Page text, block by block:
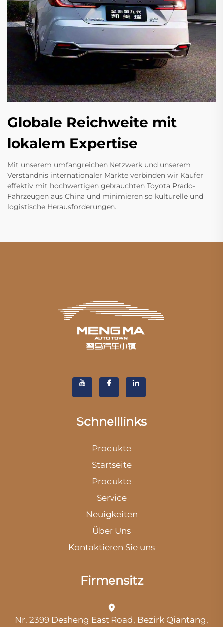
Globale Reichweite mit
lokalem Expertise
Mit unserem umfangreichen Netzwerk und unserem
Verständnis internationaler Märkte verbinden wir Käufer
effektiv mit hochwertigen gebrauchten Toyota Prado-
Fahrzeugen aus China und minimieren so kulturelle und
logistische Herausforderungen.
Schnelllinks
Produkte
Startseite
Produkte
Service
Neuigkeiten
Über Uns
Kontaktieren Sie uns
Firmensitz
Nr. 2399 Desheng East Road, Bezirk Qiantang,